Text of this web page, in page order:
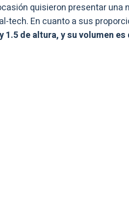
quisieron presentar una
tech. En cuanto a sus
1.5 de altura, y su volumen es